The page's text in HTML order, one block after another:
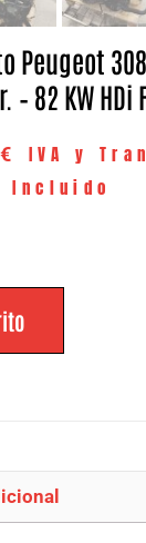
Peugeot
– 82 KW HDi
€
IVA y
Incluido